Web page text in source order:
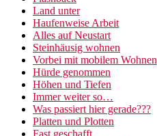
Land unter
Haufenweise Arbeit
Alles auf Neustart
Steinhäusig wohnen
Vorbei mit mobilem Wohnen
Hürde genommen
Höhen und Tiefen
Immer weiter so…
Was passiert hier gerade???
Platten und Plotten
Fast geschafft